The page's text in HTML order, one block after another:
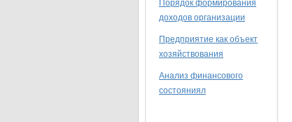
Порядок формирования
доходов организации
Предприятие как объект
хозяйствования
Анализ финансового
состояниял